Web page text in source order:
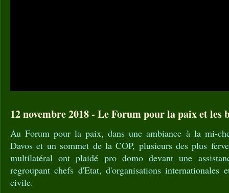
12 novembre 2018 - Le Forum pour la paix et les
Au Forum pour la paix, dans une ambiance à la mi-
Davos et un sommet de la COP, plusieurs des plus
multilatéral ont plaidé pro domo devant une
regroupant chefs d'Etat, d'organisations internationales
civile.